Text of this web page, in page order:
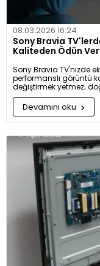
08.03.2026 16:24
Sony Bravia
Kaliteden Ödün
Sony Bravia TV'nizde
performanslı görüntü
değiştirmek yetmez;
Sony televizyonlar için
çözümlerini ve
Devamını oku